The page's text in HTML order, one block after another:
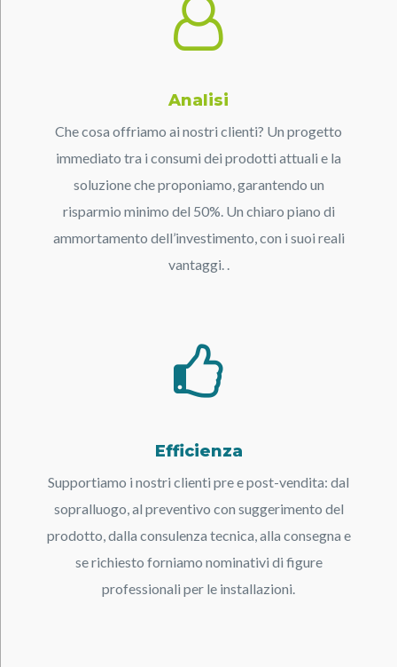
Analisi
Che cosa offriamo ai nostri clienti? Un progetto
immediato tra i consumi dei prodotti attuali e la
soluzione che proponiamo, garantendo un
risparmio minimo del 50%. Un chiaro piano di
ammortamento dell’investimento, con i suoi reali
vantaggi. .
Efficienza
Supportiamo i nostri clienti pre e post-vendita: dal
sopralluogo, al preventivo con suggerimento del
prodotto, dalla consulenza tecnica, alla consegna e
se richiesto forniamo nominativi di figure
professionali per le installazioni.